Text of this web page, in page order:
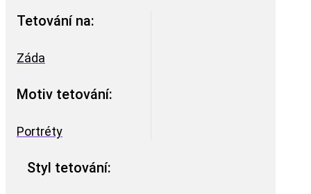
Tetování na:
Záda
Motiv tetování:
Portréty
Styl tetování: